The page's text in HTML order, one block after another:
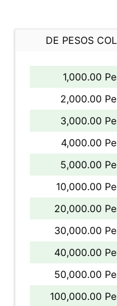
DE PESOS
1,000.00
2,000.00
3,000.00
4,000.00
5,000.00
10,000.00
20,000.00
30,000.00
40,000.00
50,000.00
100,000.00